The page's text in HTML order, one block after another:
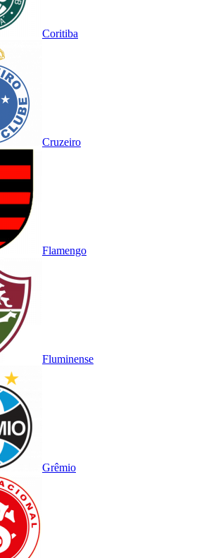
Coritiba
Cruzeiro
Flamengo
Fluminense
Grêmio